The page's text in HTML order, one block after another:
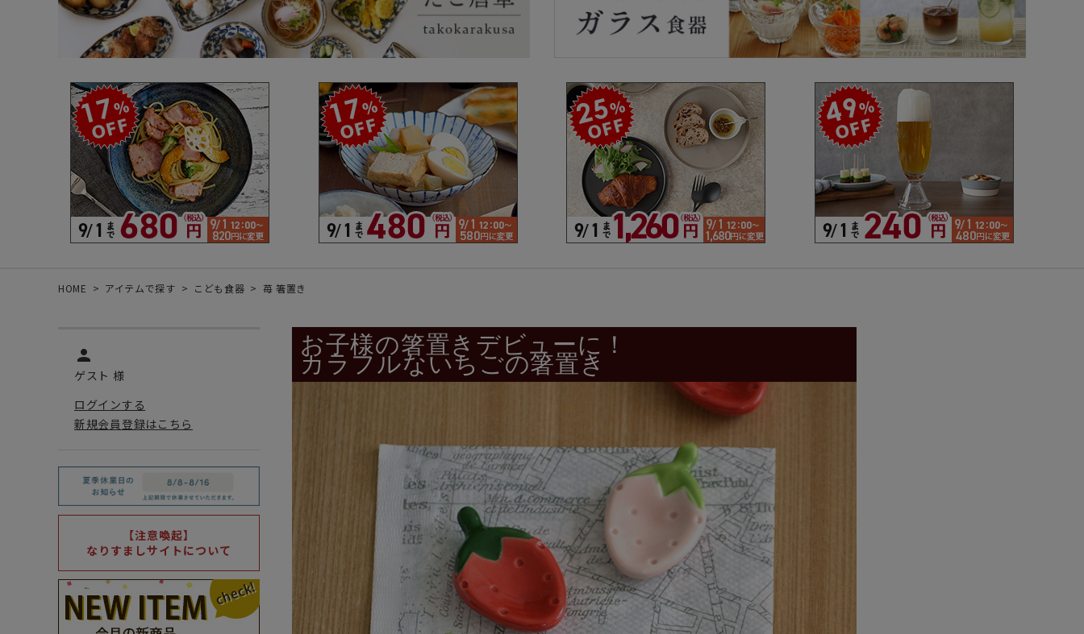
箸・カトラリー・雑貨など
- 箸
- 箸置き
- カトラリー
- れんげ
- すり鉢
- 土鍋
- 雑貨
- トレー
デザイン・カラーで探す
- 和食器
- 白い食器
- 黒い食器
- カラフルな食器
素材で探す
- 磁器製
- 木製
- ガラス製
- 樹脂製
形状で探す
- 角
- 仕切り
- 楕円
- 変形
ブランドで探す
- 人気シリーズ
- オリジナル食器
HOME アイテムで探す こども食器 苺 箸置き
person
ゲスト 様
ログインする
新規会員登録はこちら
【注意喚起】
なりすましサイトについて
お子様の箸置きデビューに！
カラフルないちごの箸置き